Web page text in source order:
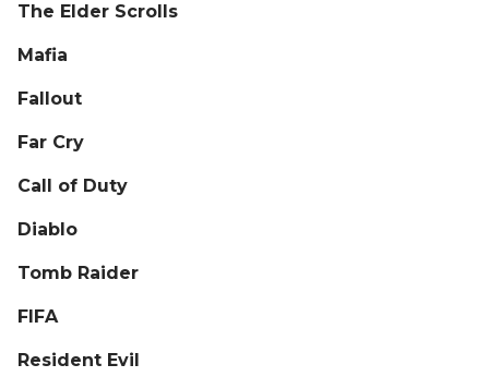
The Elder Scrolls
Mafia
Fallout
Far Cry
Call of Duty
Diablo
Tomb Raider
FIFA
Resident Evil